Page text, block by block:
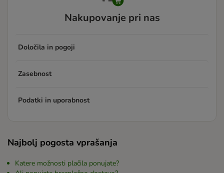
Nakupovanje pri nas
Določila in pogoji
Zasebnost
Podatki in uporabnost
Najbolj pogosta vprašanja
Katere možnosti plačila ponujate?